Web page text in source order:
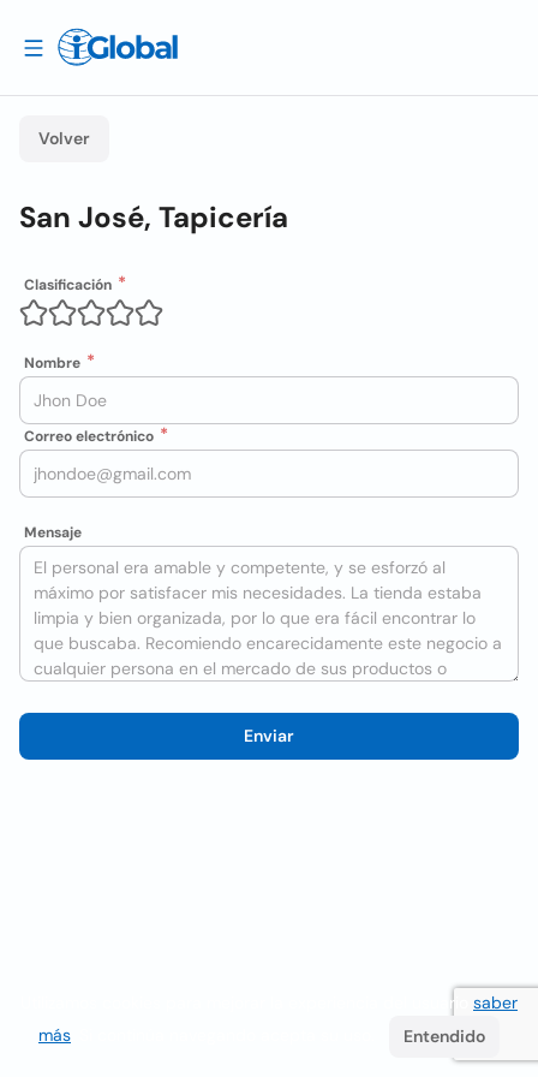
Volver
San José, Tapicería
Clasificación
Nombre
Correo electrónico
Mensaje
Enviar
Utilizamos cookies para mejorar la experiencia del usuario saber
más
Entendido